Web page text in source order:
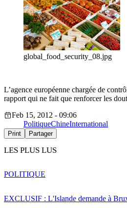
global_food_security_08.jpg
L’agence européenne chargée de
rapport qui ne fait que renforcer les
Feb 15, 2012 - 09:06
PolitiqueChineInternational
Print Partager
LES PLUS LUS
EXCLUSIF : L'Islande demande à
POLITIQUE